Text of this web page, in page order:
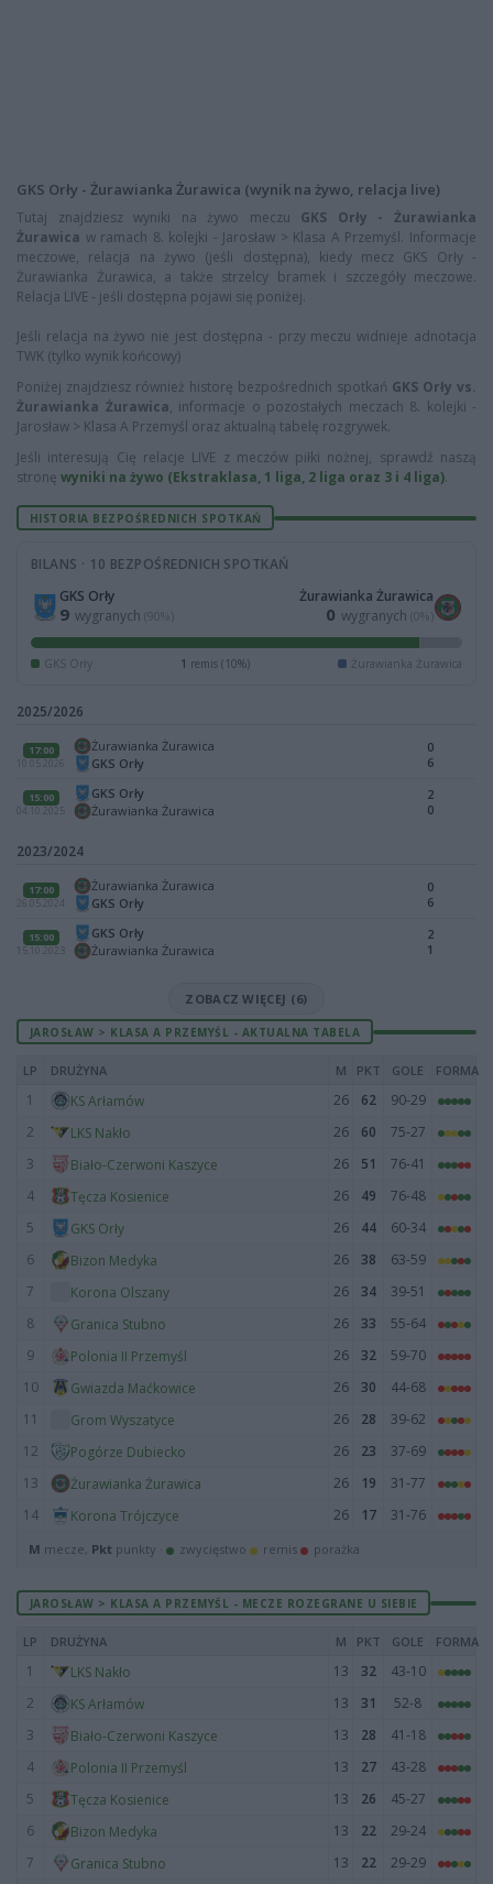
GKS Orły - Żurawianka Żurawica (wynik na żywo, relacja live)
Tutaj znajdziesz wyniki na żywo meczu GKS Orły - Żurawianka
Żurawica w ramach 8. kolejki - Jarosław > Klasa A Przemyśl. Informacje
meczowe, relacja na żywo (jeśli dostępna), kiedy mecz GKS Orły -
Żurawianka Żurawica, a także strzelcy bramek i szczegóły meczowe.
Relacja LIVE - jeśli dostępna pojawi się poniżej.
Jeśli relacja na żywo nie jest dostępna - przy meczu widnieje adnotacja
TWK (tylko wynik końcowy)
Poniżej znajdziesz również historę bezpośrednich spotkań GKS Orły vs.
Żurawianka Żurawica, informacje o pozostałych meczach 8. kolejki -
Jarosław > Klasa A Przemyśl oraz aktualną tabelę rozgrywek.
Jeśli interesują Cię relacje LIVE z meczów piłki nożnej, sprawdź naszą
stronę wyniki na żywo (Ekstraklasa, 1 liga, 2 liga oraz 3 i 4 liga).
HISTORIA BEZPOŚREDNICH SPOTKAŃ
BILANS · 10 BEZPOŚREDNICH SPOTKAŃ
GKS Orły
9 wygranych (90%)
Żurawianka Żurawica
0 wygranych (0%)
GKS Orły 1 remis (10%) Żurawianka Żurawica
2025/2026
17:00
10.05.2026
Żurawianka Żurawica
GKS Orły
0
6
15:00
04.10.2025
GKS Orły
Żurawianka Żurawica
2
0
2023/2024
17:00
26.05.2024
Żurawianka Żurawica
GKS Orły
0
6
15:00
15.10.2023
GKS Orły
Żurawianka Żurawica
2
1
ZOBACZ WIĘCEJ (6)
JAROSŁAW > KLASA A PRZEMYŚL - AKTUALNA TABELA
LP DRUŻYNA M PKT GOLE FORMA
1 KS Arłamów 26 62
90-29
2
LKS Nakło 26 60
75-27
3
Biało-Czerwoni Kaszyce 26 51
76-41
4
Tęcza Kosienice 26 49
76-48
5
GKS Orły 26 44
60-34
6
Bizon Medyka 26 38
63-59
7
Korona Olszany 26 34
39-51
8
Granica Stubno 26 33
55-64
9
Polonia II Przemyśl 26 32
59-70
10
Gwiazda Maćkowice 26 30
44-68
11
Grom Wyszatyce 26 28
39-62
12
Pogórze Dubiecko 26 23
37-69
13
Żurawianka Żurawica 26 19
31-77
14
Korona Trójczyce 26 17 31-76
M mecze, Pkt punkty · zwycięstwo remis porażka
JAROSŁAW > KLASA A PRZEMYŚL - MECZE ROZEGRANE U SIEBIE
LP DRUŻYNA M PKT GOLE FORMA
1 LKS Nakło 13 32
43-10
2
KS Arłamów 13 31
52-8
3
Biało-Czerwoni Kaszyce 13 28
41-18
4
Polonia II Przemyśl 13 27
43-28
5
Tęcza Kosienice 13 26
45-27
6
Bizon Medyka 13 22
29-24
7
Granica Stubno 13 22 29-29